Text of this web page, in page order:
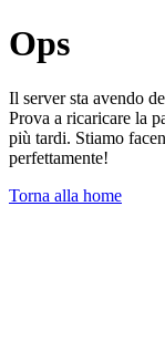
Ops
Il server sta avendo
Prova a ricaricare la
più tardi. Stiamo
perfettamente!
Torna alla home